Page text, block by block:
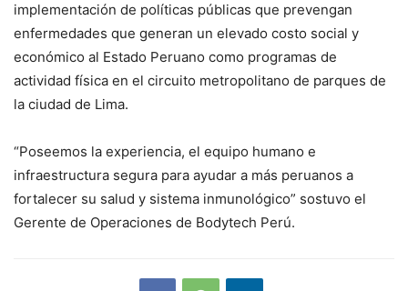
implementación de políticas públicas que prevengan
enfermedades que generan un elevado costo social y
económico al Estado Peruano como programas de
actividad física en el circuito metropolitano de parques de
la ciudad de Lima.
“Poseemos la experiencia, el equipo humano e
infraestructura segura para ayudar a más peruanos a
fortalecer su salud y sistema inmunológico” sostuvo el
Gerente de Operaciones de Bodytech Perú.